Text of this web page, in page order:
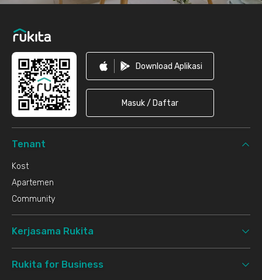
Download Aplikasi
Masuk / Daftar
Tenant
Kost
Apartemen
Community
Kerjasama Rukita
Rukita for Business